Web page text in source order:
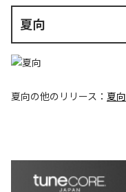
夏向
夏向の他のリリース： 夏向